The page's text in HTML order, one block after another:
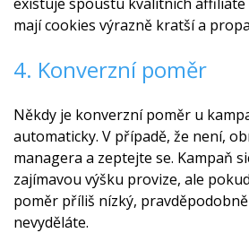
mají cookies výrazně kratší a
4. Konverzní poměr
Někdy je konverzní poměr u
automaticky. V případě, že není,
managera a zeptejte se. Kampaň
zajímavou výšku provize, ale
poměr příliš nízký,
nevyděláte.